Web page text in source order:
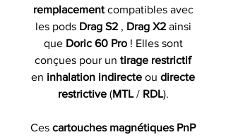
remplacementcompatibles avec
les podsDrag S2, Drag X2ainsi
que Doric 60 Pro! Elles sont
conçues pour un tirage restrictif
en inhalation indirecte ou directe
restrictive(MTL/ RDL).
Ces cartouches magnétiques PnP